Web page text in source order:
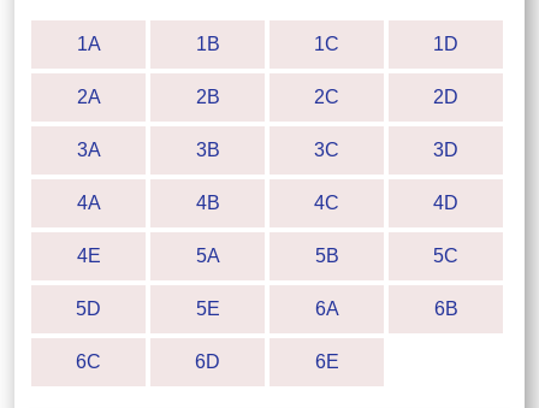
1A 1B 1C 1D
2A 2B 2C 2D
3A 3B 3C 3D
4A 4B 4C 4D
4E 5A 5B 5C
5D 5E 6A 6B
6C 6D 6E